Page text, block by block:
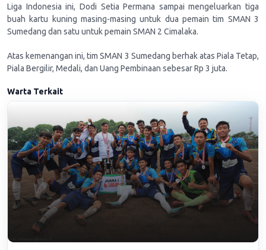
Liga Indonesia ini, Dodi Setia Permana sampai mengeluarkan tiga
buah kartu kuning masing-masing untuk dua pemain tim SMAN 3
Sumedang dan satu untuk pemain SMAN 2 Cimalaka.
Atas kemenangan ini, tim SMAN 3 Sumedang berhak atas Piala Tetap,
Piala Bergilir, Medali, dan Uang Pembinaan sebesar Rp 3 juta.
Warta Terkait